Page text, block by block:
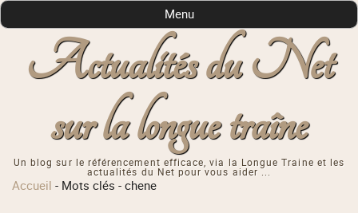
Actualités du Net
sur la longue traîne
Un blog sur le référencement efficace, via la Longue Traine et les
actualités du Net pour vous aider ...
Menu
Accueil - Mots clés -chene